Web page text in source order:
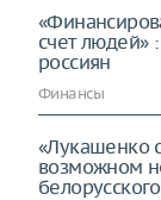
счет людей»
россиян
Финансы
«Лукашенко
возможном